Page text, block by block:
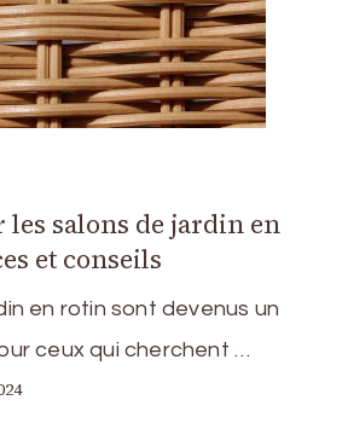
les salons de jardin en
et conseils
en rotin sont devenus un
ceux qui cherchent …